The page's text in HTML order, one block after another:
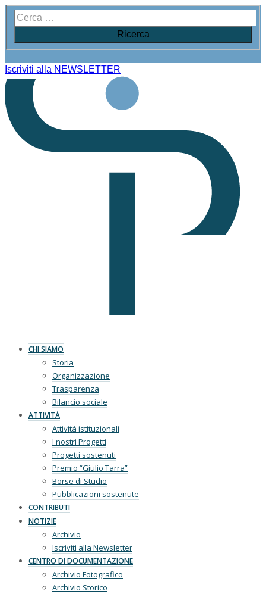
Iscriviti alla NEWSLETTER
CHI SIAMO
Storia
Organizzazione
Trasparenza
Bilancio sociale
ATTIVITÀ
Attività istituzionali
I nostri Progetti
Progetti sostenuti
Premio “Giulio Tarra”
Borse di Studio
Pubblicazioni sostenute
CONTRIBUTI
NOTIZIE
Archivio
Iscriviti alla Newsletter
CENTRO DI DOCUMENTAZIONE
Archivio Fotografico
Archivio Storico